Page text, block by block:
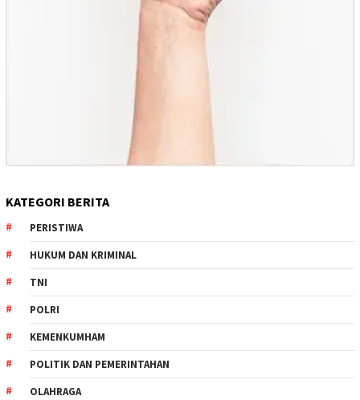
KATEGORI BERITA
PERISTIWA
HUKUM DAN KRIMINAL
TNI
POLRI
KEMENKUMHAM
POLITIK DAN PEMERINTAHAN
OLAHRAGA